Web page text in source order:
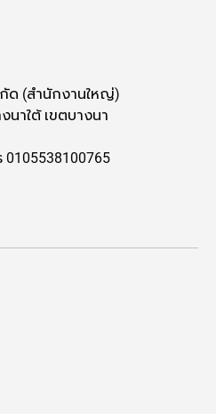
ด (สำนักงานใหญ่)
นาใต้ เขตบางนา
0105538100765